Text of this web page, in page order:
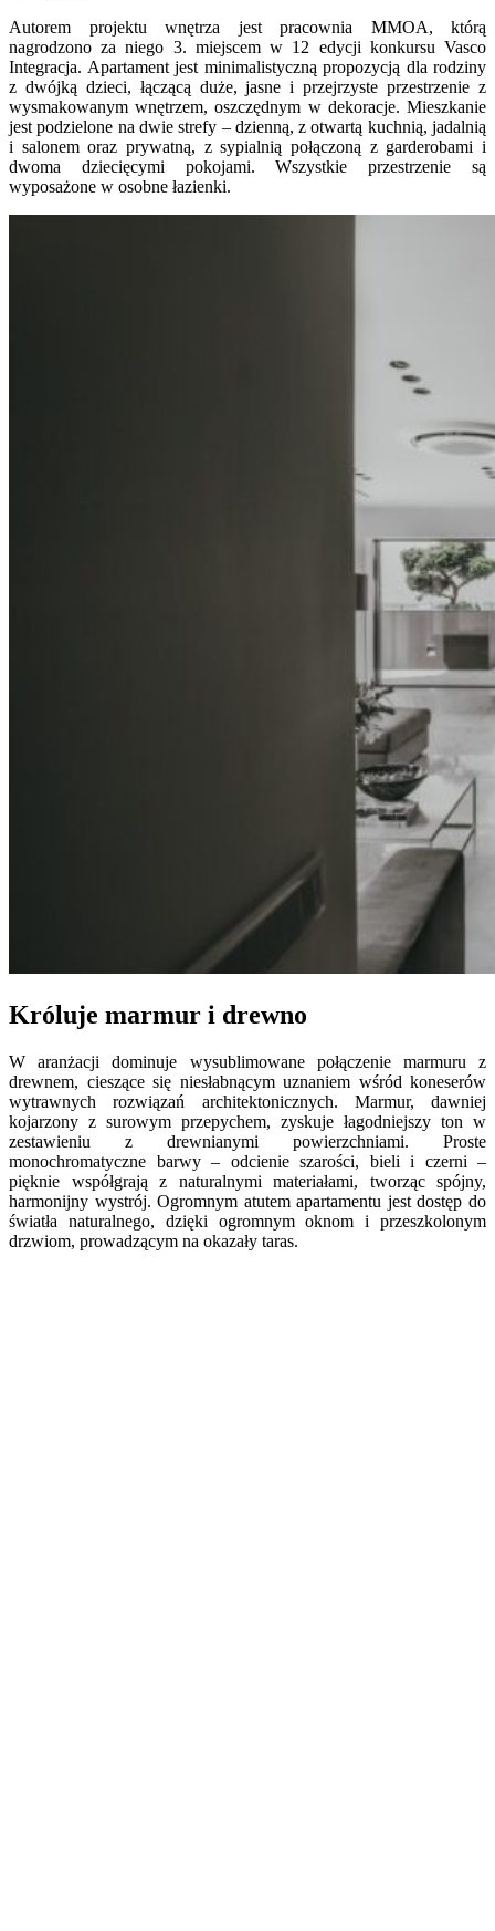
Autorem projektu wnętrza jest pracownia MMOA, którą
nagrodzono za niego 3. miejscem w 12 edycji konkursu Vasco
Integracja. Apartament jest minimalistyczną propozycją dla rodziny
z dwójką dzieci, łączącą duże, jasne i przejrzyste przestrzenie z
wysmakowanym wnętrzem, oszczędnym w dekoracje. Mieszkanie
jest podzielone na dwie strefy – dzienną, z otwartą kuchnią, jadalnią
i salonem oraz prywatną, z sypialnią połączoną z garderobami i
dwoma dziecięcymi pokojami. Wszystkie przestrzenie są
wyposażone w osobne łazienki.
Króluje marmur i drewno
W aranżacji dominuje wysublimowane połączenie marmuru z
drewnem, cieszące się niesłabnącym uznaniem wśród koneserów
wytrawnych rozwiązań architektonicznych. Marmur, dawniej
kojarzony z surowym przepychem, zyskuje łagodniejszy ton w
zestawieniu z drewnianymi powierzchniami. Proste
monochromatyczne barwy – odcienie szarości, bieli i czerni –
pięknie współgrają z naturalnymi materiałami, tworząc spójny,
harmonijny wystrój. Ogromnym atutem apartamentu jest dostęp do
światła naturalnego, dzięki ogromnym oknom i przeszkolonym
drzwiom, prowadzącym na okazały taras.